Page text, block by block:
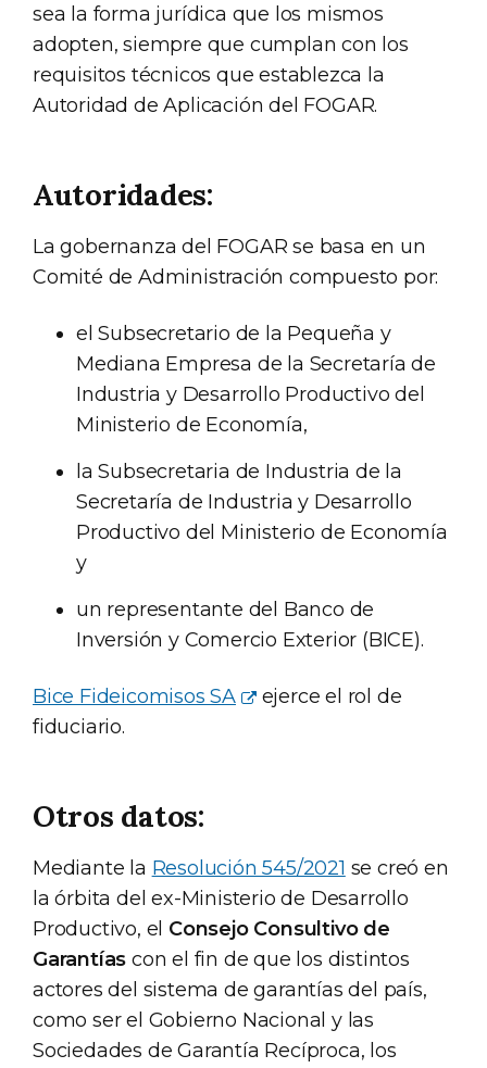
sea la forma jurídica que los mismos
adopten, siempre que cumplan con los
requisitos técnicos que establezca la
Autoridad de Aplicación del FOGAR.
Autoridades:
La gobernanza del FOGAR se basa en un
Comité de Administración compuesto por:
el Subsecretario de la Pequeña y
Mediana Empresa de la Secretaría de
Industria y Desarrollo Productivo del
Ministerio de Economía,
la Subsecretaria de Industria de la
Secretaría de Industria y Desarrollo
Productivo del Ministerio de Economía
y
un representante del Banco de
Inversión y Comercio Exterior (BICE).
Bice Fideicomisos SA
ejerce el rol de
fiduciario.
Otros datos:
Mediante la Resolución 545/2021 se creó en
la órbita del ex-Ministerio de Desarrollo
Productivo, el Consejo Consultivo de
Garantías con el fin de que los distintos
actores del sistema de garantías del país,
como ser el Gobierno Nacional y las
Sociedades de Garantía Recíproca, los